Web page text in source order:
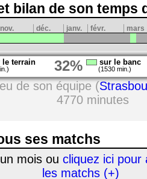
bilan de son temps
nov. déc. janv. févr. mars
le terrain 32% sur le banc
(1530 min.)
de son équipe (
4770 minutes
ses matchs
mois ou cliquez ici pour
les matchs (+)